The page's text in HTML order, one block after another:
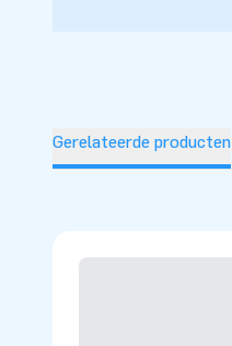
Gerelateerde producten